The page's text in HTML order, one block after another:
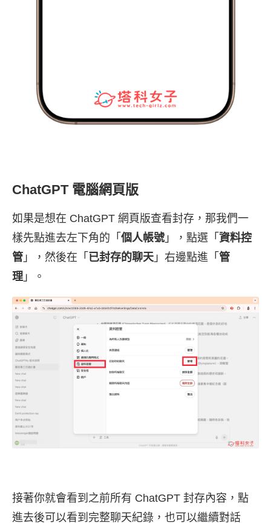
ChatGPT 電腦網頁版
如果是想在 ChatGPT 網頁版查看封存，那我們一
樣先點進去左下角的「 個人帳號」，點選「 資料控
管 」，然後在「 已封存的聊天 」右邊點進「 管
理」。
接著你就會看到之前所有 ChatGPT 封存內容，點
進去後可以看到完整聊天紀錄，也可以繼續對話